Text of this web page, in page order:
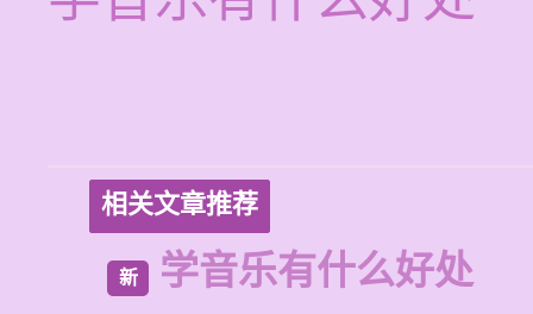
相关文章推荐
新 学音乐有什么好处